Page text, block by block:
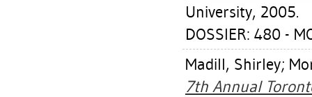
University, 2005.
DOSSIER: 480 -
Madill, Shirley;
7th Annual